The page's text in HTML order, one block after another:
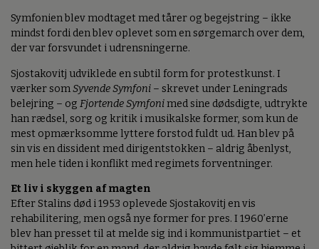
Symfonien blev modtaget med tårer og begejstring – ikke
mindst fordi den blev oplevet som en sørgemarch over dem,
der var forsvundet i udrensningerne.
Sjostakovitj udviklede en subtil form for protestkunst. I
værker somSyvende Symfoni – skrevet under Leningrads
belejring – og Fjortende Symfonimed sine dødsdigte, udtrykte
han rædsel, sorg og kritik i musikalske former, som kun de
mest opmærksomme lyttere forstod fuldt ud. Han blev på
sin vis en dissident med dirigentstokken – aldrig åbenlyst,
men hele tiden i konflikt med regimets forventninger.
Et liv i skyggen af magten
Efter Stalins død i 1953 oplevede Sjostakovitj en vis
rehabilitering, men også nye former for pres. I 1960’erne
blev han presset til at melde sig ind i kommunistpartiet – et